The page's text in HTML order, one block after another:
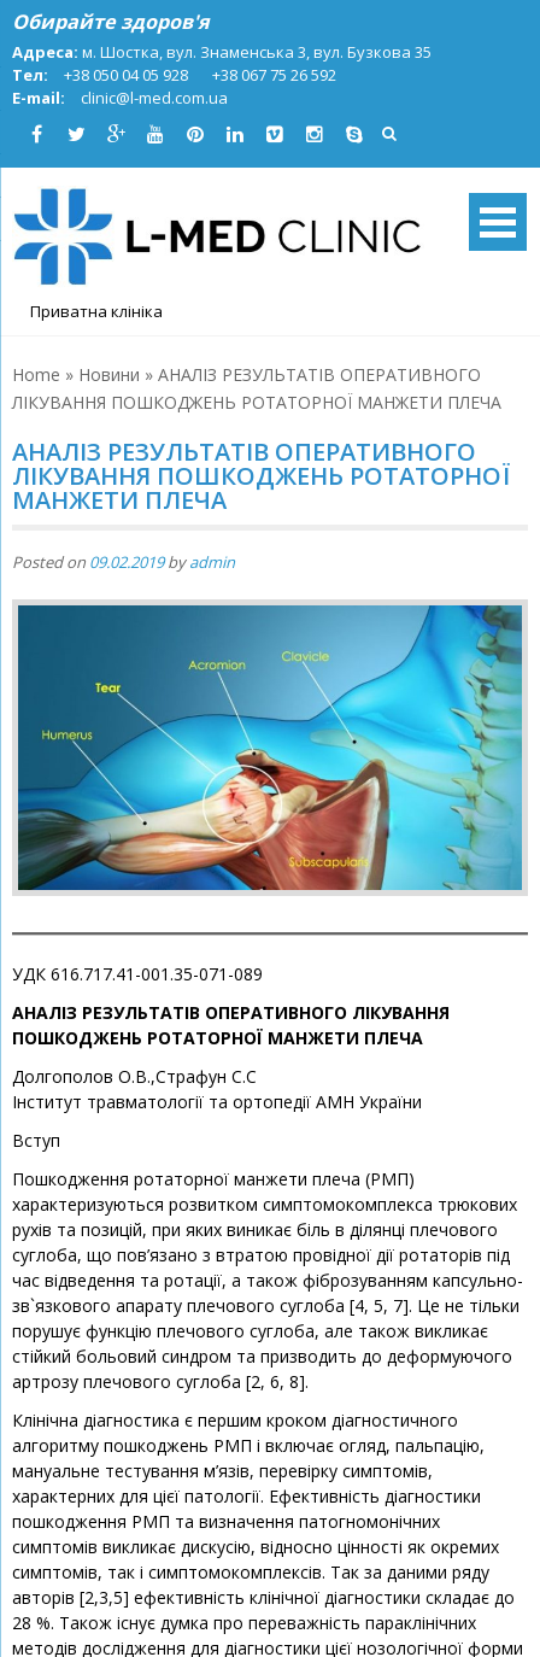
Skip
content
Обирайте здоров'я
Адреса: м. Шостка, вул. Знаменська 3, вул. Бузкова 35
Тел:
+38 050 04 05 928
+38 067 75 26 592
E-mail:
clinic@l-med.com.ua
Приватна клініка
Home » Новини » АНАЛІЗ РЕЗУЛЬТАТІВ ОПЕРАТИВНОГО
ЛІКУВАННЯ ПОШКОДЖЕНЬ РОТАТОРНОЇ МАНЖЕТИ ПЛЕЧА
АНАЛІЗ РЕЗУЛЬТАТІВ ОПЕРАТИВНОГО
ЛІКУВАННЯ ПОШКОДЖЕНЬ РОТАТОРНОЇ
МАНЖЕТИ ПЛЕЧА
Posted on 09.02.2019byadmin
УДК 616.717.41-001.35-071-089
АНАЛІЗ РЕЗУЛЬТАТІВ ОПЕРАТИВНОГО ЛІКУВАННЯ
ПОШКОДЖЕНЬ РОТАТОРНОЇ МАНЖЕТИ ПЛЕЧА
Долгополов О.В.,Страфун С.С
Інститут травматології та ортопедії АМН України
Вступ
Пошкодження ротаторної манжети плеча (РМП)
характеризуються розвитком симптомокомплекса трюкових
рухів та позицій, при яких виникає біль в ділянці плечового
суглоба, що пов’язано з втратою провідної дії ротаторів під
час відведення та ротації, а також фіброзуванням капсульно-
зв`язкового апарату плечового суглоба [4, 5, 7]. Це не тільки
порушує функцію плечового суглоба, але також викликає
стійкий больовий синдром та призводить до деформуючого
артрозу плечового суглоба [2, 6, 8].
Клінічна діагностика є першим кроком діагностичного
алгоритму пошкоджень РМП і включає огляд, пальпацію,
мануальне тестування м’язів, перевірку симптомів,
характерних для цієї патології. Ефективність діагностики
пошкодження РМП та визначення патогномонічних
симптомів викликає дискусію, відносно цінності як окремих
симптомів, так і симптомокомплексів. Так за даними ряду
авторів [2,3,5] ефективність клінічної діагностики складає до
28 %. Також існує думка про переважність параклінічних
методів дослідження для діагностики цієї нозологічної форми